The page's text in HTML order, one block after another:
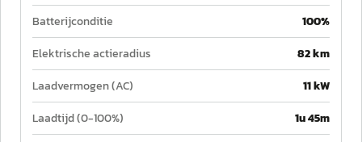
Batterijconditie
100%
Elektrische actieradius
82 km
Laadvermogen (AC)
11 kW
Laadtijd (0-100%)
1u 45m